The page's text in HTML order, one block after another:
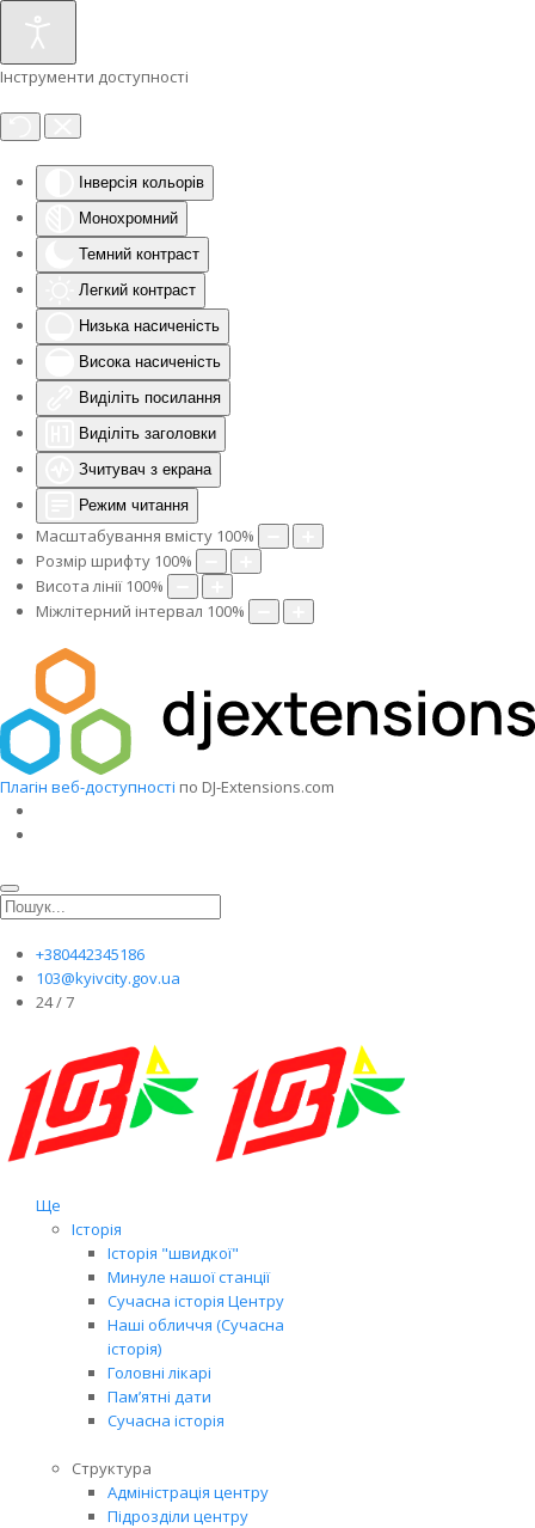
Інструменти доступності
Інверсія кольорів
Монохромний
Темний контраст
Легкий контраст
Низька насиченість
Висока насиченість
Виділіть посилання
Виділіть заголовки
Зчитувач з екрана
Режим читання
Масштабування вмісту 100%
Розмір шрифту 100%
Висота лінії 100%
Міжлітерний інтервал 100%
Плагін веб-доступності по DJ-Extensions.com
+380442345186
103@kyivcity.gov.ua
24 / 7
Ще
Історія
Історія "швидкої"
Минуле нашої станції
Сучасна історія Центру
Наші обличчя (Сучасна
історія)
Головні лікарі
Пам’ятні дати
Сучасна історія
Структура
Адміністрація центру
Підрозділи центру